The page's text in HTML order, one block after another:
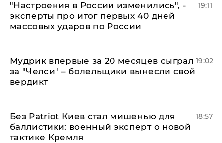
"Настроения в России изменились", -
эксперты про итог первых 40 дней
массовых ударов по России
19:11
Мудрик впервые за 20 месяцев сыграл
за "Челси" – болельщики вынесли свой
вердикт
19:02
​Без Patriot Киев стал мишенью для
баллистики: военный эксперт о новой
тактике Кремля
18:57